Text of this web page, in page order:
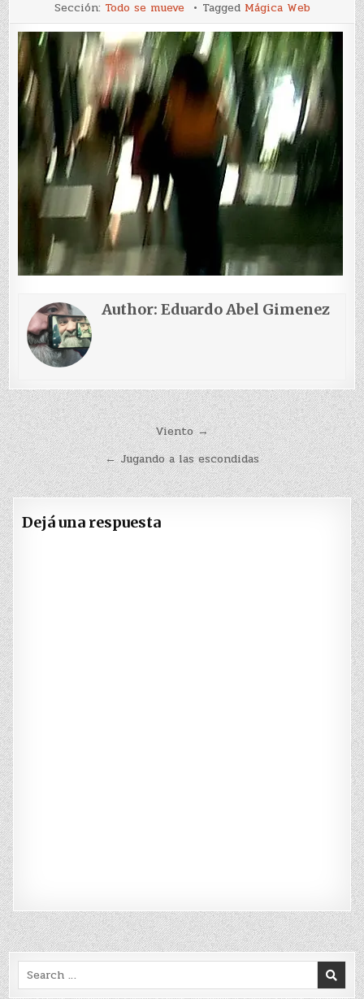
Sección: Todo se mueve Tagged Mágica Web
Author:Eduardo Abel Gimenez
Navegación
de
entradas
Viento →
← Jugando a las escondidas
Dejá una respuesta
Search
for: